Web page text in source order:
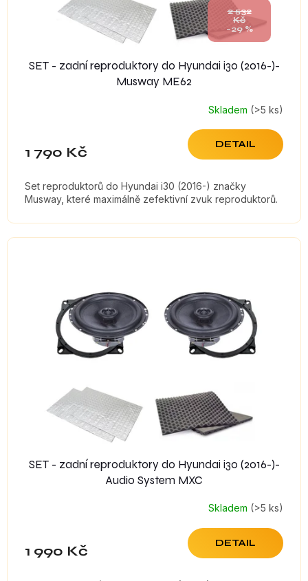
2 532
Kč
–29 %
SET - zadní reproduktory do Hyundai i30 (2016-)-
Musway ME62
Skladem (>5 ks)
1 790 Kč DETAIL
Set reproduktorů do Hyundai i30 (2016-) značky
Musway, které maximálně zefektivní zvuk reproduktorů.
SET - zadní reproduktory do Hyundai i30 (2016-)-
Audio System MXC
Skladem (>5 ks)
1 990 Kč DETAIL